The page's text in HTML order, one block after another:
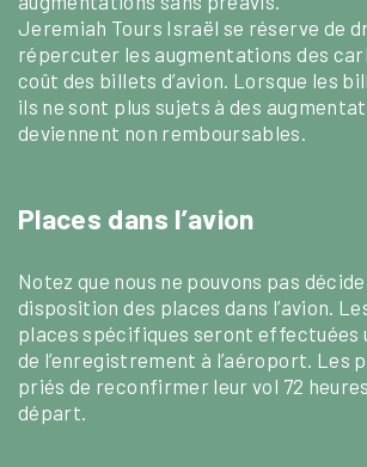
Jeremiah Tours Israël se réserve de
répercuter les augmentations des
coût des billets d’avion. Lorsque les
ils ne sont plus sujets à des
deviennent non remboursables.
Places dans l’avion
Notez que nous ne pouvons pas
disposition des places dans l’avion.
places spécifiques seront effectuées
de l’enregistrement à l’aéroport. Les
priés de reconfirmer leur vol 72
départ.